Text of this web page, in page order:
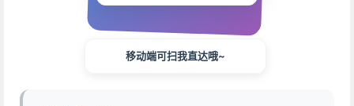
移动端可扫我直达哦~